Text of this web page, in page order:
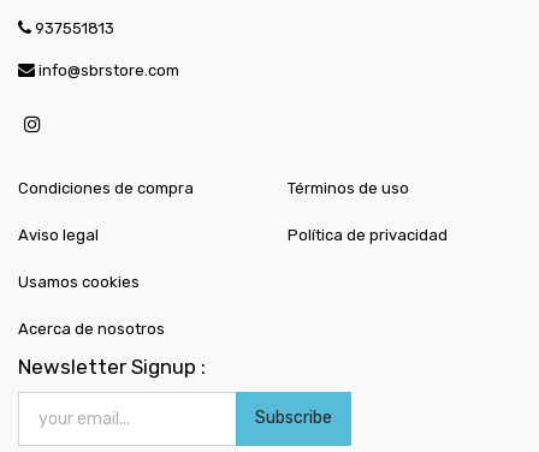
937551813
info@sbrstore.com
Condiciones de compra
Aviso legal
Términos de uso
Política de privacidad
Usamos cookies
Acerca de nosotros
Newsletter Signup :
Subscribe